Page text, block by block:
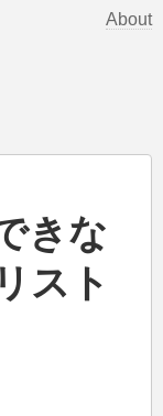
About
きな
スト